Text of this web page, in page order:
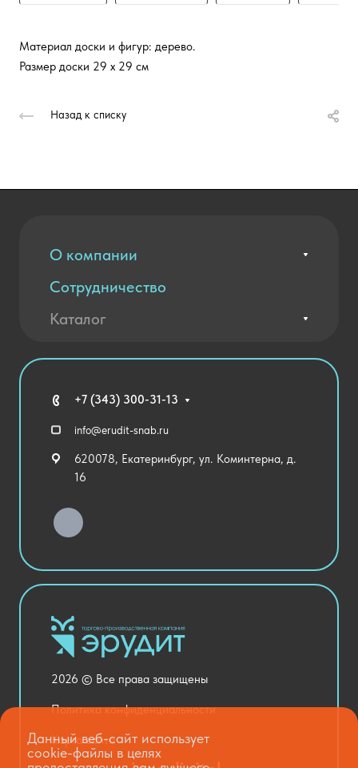
Материал доски и фигур: дерево.
Размер доски 29 х 29 см
Назад к списку
О компании
Вакансии
Контакты
Благодарственные письма
Сотрудничество
Оплата и доставка
Каталог
Технические средства обучения
Спортивный зал
Уличное оборудование
Хозяйственные Товары
Столовая и пищеблок
Оснащение кабинетов
Медицинский кабинет
Национальные проекты
+7 (343) 300-31-13
info@erudit-snab.ru
620078, Екатеринбург, ул. Коминтерна, д.
16
2026 © Все права защищены
Политика конфиденциальности
Карта сайта
Данный веб-сайт использует
cookie-файлы в целях